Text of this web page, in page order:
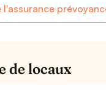
de locaux